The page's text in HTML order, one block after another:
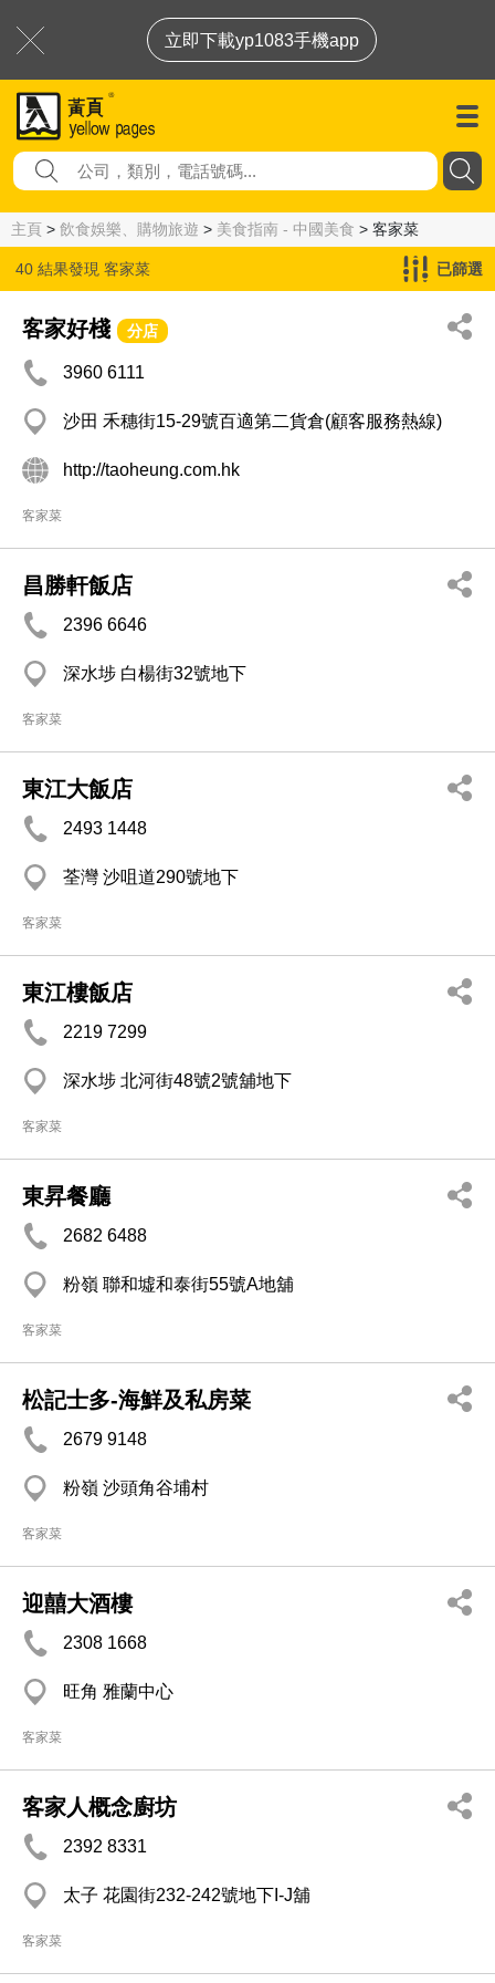
立即下載yp1083手機app
主頁 > 飲食娛樂、購物旅遊 > 美食指南 - 中國美食 > 客家菜
40 結果發現 客家菜 已篩選
客家好棧 分店
3960 6111
沙田 禾穗街15-29號百適第二貨倉(顧客服務熱線)
http://taoheung.com.hk
客家菜
昌勝軒飯店
2396 6646
深水埗 白楊街32號地下
客家菜
東江大飯店
2493 1448
荃灣 沙咀道290號地下
客家菜
東江樓飯店
2219 7299
深水埗 北河街48號2號舖地下
客家菜
東昇餐廳
2682 6488
粉嶺 聯和墟和泰街55號A地舖
客家菜
松記士多-海鮮及私房菜
2679 9148
粉嶺 沙頭角谷埔村
客家菜
迎囍大酒樓
2308 1668
旺角 雅蘭中心
客家菜
客家人概念廚坊
2392 8331
太子 花園街232-242號地下I-J舖
客家菜